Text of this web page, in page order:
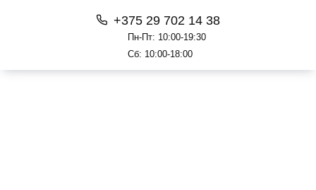
+375 29 702 14 38
Пн-Пт: 10:00-19:30
Сб: 10:00-18:00